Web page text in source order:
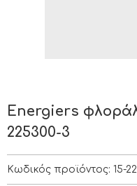
Energiers
225300-3
Κωδικός προϊόντος: 15-